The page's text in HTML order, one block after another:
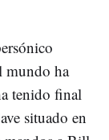
mundo ha
tenido final
situado en